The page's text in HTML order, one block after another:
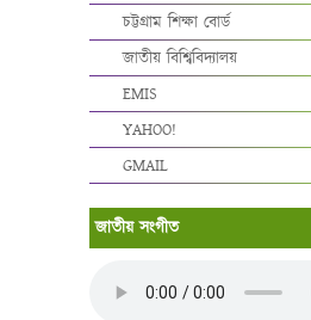
চট্টগ্রাম শিক্ষা বোর্ড
জাতীয় বিশ্বিবিদ্যালয়
EMIS
YAHOO!
GMAIL
জাতীয় সংগীত